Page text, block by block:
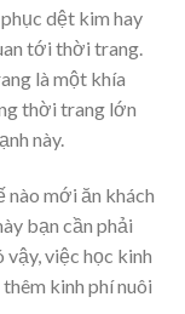
dệt kim hay
tới thời trang.
là một khía
thời trang lớn
này.
nào mới ăn khách
bạn cần phải
việc học kinh
kinh phí nuôi